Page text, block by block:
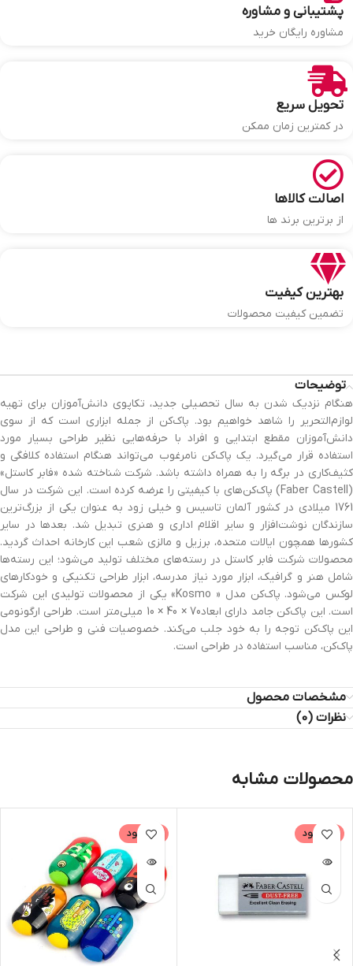
پشتیبانی و مشاوره
مشاوره رایگان خرید
تحویل سریع
در کمترین زمان ممکن
اصالت کالاها
از برترین برند ها
بهترین کیفیت
تضمین کیفیت محصولات
توضیحات
هنگام نزدیک شدن به سال تحصیلی جدید، تکاپوی دانش‌آموزان برای تهیه
لوازم‌التحریر را شاهد خواهیم بود. پاک‌کن از جمله ابزاری است که از سوی
دانش‌آموزان مقطع ابتدایی و افراد با حرفه‌هایی نظیر طراحی بسیار مورد
استفاده قرار می‌گیرد. یک پاک‌کن نا‌مرغوب می‌تواند هنگام استفاده کلافگی و
کثیف‌کاری در برگه را به همراه داشته باشد. شرکت شناخته شده «فابر کاستل»
(Faber Castell) پاک‌کن‌های با کیفیتی را عرضه کرده است. این شرکت در سال
1761 میلادی در کشور آلمان تاسیس و خیلی زود به عنوان یکی از بزرگ‌ترین
سازندگان نوشت‌افزار و سایر اقلام اداری و هنری تبدیل شد. بعد‌ها در سایر
کشور‍‌ها همچون ایالات متحده، برزیل و مالزی شعب این کارخانه احداث گردید.
محصولات شرکت فابر کاستل در رسته‌های مختلف تولید می‌شود؛ این رسته‌ها
شامل هنر و گرافیک، ابزار مورد نیاز مدرسه، ابزار طراحی تکنیکی و خودکار‌های
لوکس می‌شود. پاک‌کن مدل « Kosmo» یکی از محصولات تولیدی این شرکت
است. این پاک‌کن جامد دارای ابعاد70 × 40 × 10 میلی‌متر است. طراحی ارگونومی
این پاک‌کن توجه را به خود جلب می‌کند. خصوصیات فنی و طراحی این مدل
پاک‌کن، مناسب استفاده در طراحی است.
مشخصات محصول
نظرات (0)
محصولات مشابه
ناموجود ناموجود